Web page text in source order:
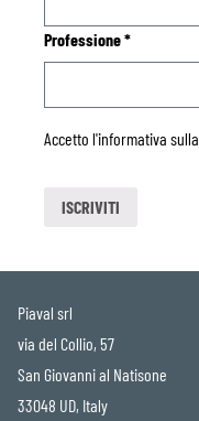
Professione*
Accetto l'informativa sulla
Piaval srl
via del Collio, 57
San Giovanni al Natisone
33048 UD, Italy